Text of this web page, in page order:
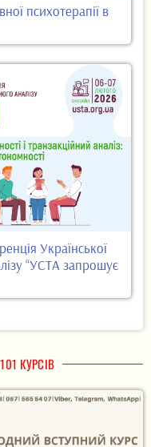
психотерапії в
Української
“УСТА запрошує
КУРСІВ